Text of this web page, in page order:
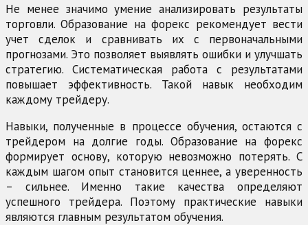
Не менее значимо умение анализировать результаты
торговли. Образование на форекс рекомендует вести
учет сделок и сравнивать их с первоначальными
прогнозами. Это позволяет выявлять ошибки и улучшать
стратегию. Систематическая работа с результатами
повышает эффективность. Такой навык необходим
каждому трейдеру.
Навыки, полученные в процессе обучения, остаются с
трейдером на долгие годы. Образование на форекс
формирует основу, которую невозможно потерять. С
каждым шагом опыт становится ценнее, а уверенность
– сильнее. Именно такие качества определяют
успешного трейдера. Поэтому практические навыки
являются главным результатом обучения.